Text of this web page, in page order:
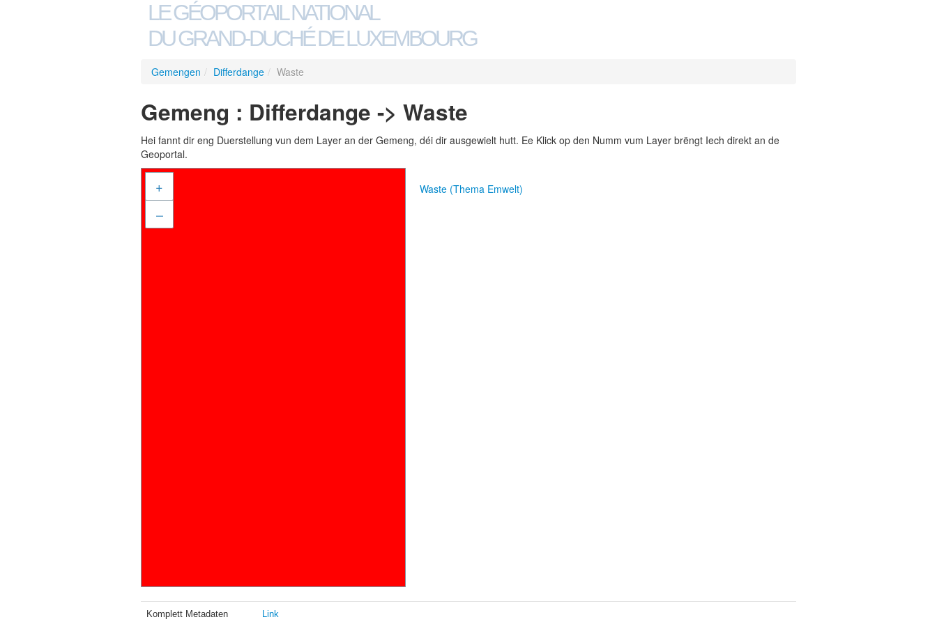
LE GÉOPORTAIL NATIONAL
DU GRAND-DUCHÉ DE LUXEMBOURG
Gemengen / Differdange / Waste
Gemeng : Differdange -> Waste
Hei fannt dir eng Duerstellung vun dem Layer an der Gemeng, déi dir ausgewielt hutt. Ee Klick op den Numm vum Layer brëngt Iech direkt an de
Geoportal.
+
–
Waste (Thema Emwelt)
Komplett Metadaten Link